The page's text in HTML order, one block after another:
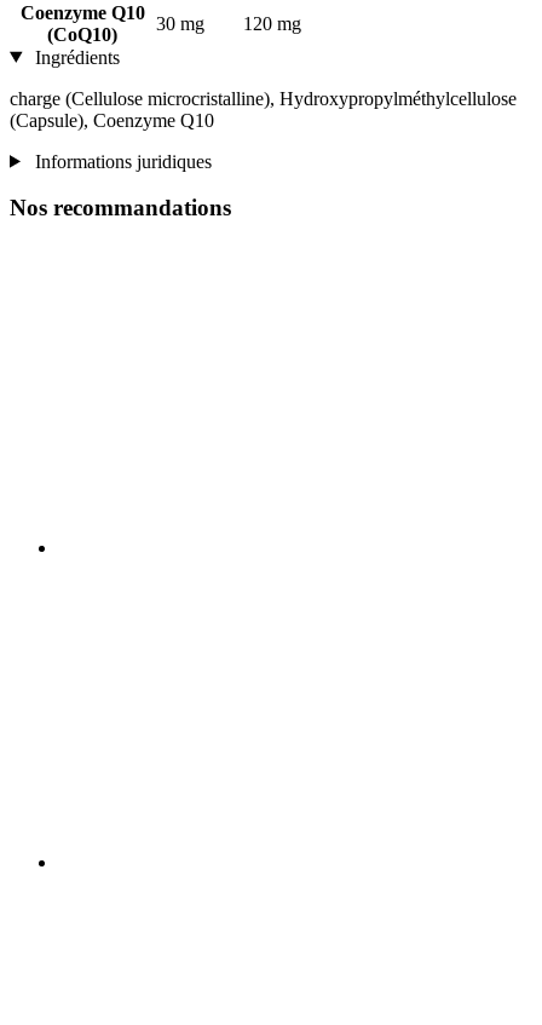
Coenzyme Q10
(CoQ10)
30 mg
120 mg
Ingrédients
charge (Cellulose microcristalline), Hydroxypropylméthylcellulose
(Capsule), Coenzyme Q10
Informations juridiques
Nos recommandations